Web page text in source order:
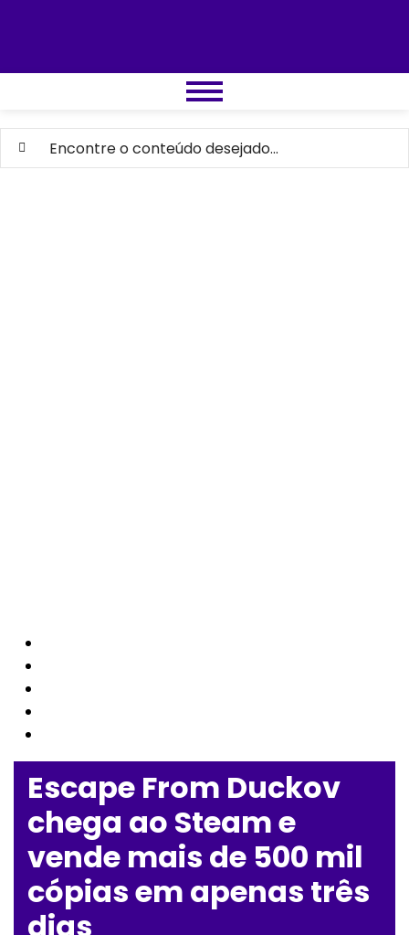
Escape From Duckov
chega ao Steam e
vende mais de 500 mil
cópias em apenas três
dias